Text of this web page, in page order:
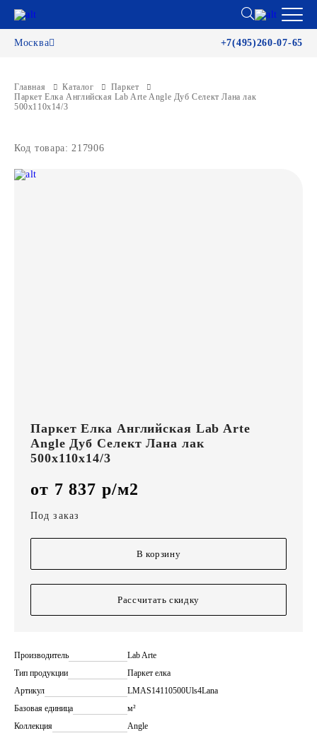
Москва +7(495)260-07-65
Главная Каталог
Паркет
Паркет Елка Английская Lab Arte Angle Дуб Селект Лана лак
500х110х14/3
Код товара: 217906
Паркет Елка Английская Lab Arte
Angle Дуб Селект Лана лак
500х110х14/3
от 7 837 р/м2
Под заказ
В корзину
Рассчитать скидку
Производитель
Lab Arte
Тип продукции
Паркет елка
Артикул
LMAS14110500Uls4Lana
Базовая единица
м²
Коллекция
Angle